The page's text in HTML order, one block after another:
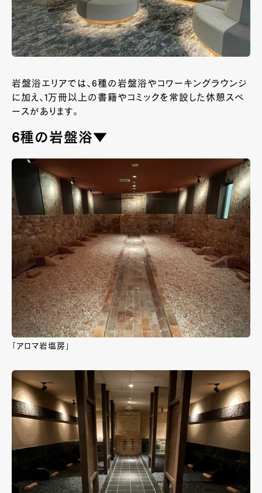
岩盤浴エリアでは、6種の岩盤浴やコワーキングラウンジ
に加え、1万冊以上の書籍やコミックを常設した休憩スペ
ースがあります。
6種の岩盤浴▼
「アロマ岩塩房」